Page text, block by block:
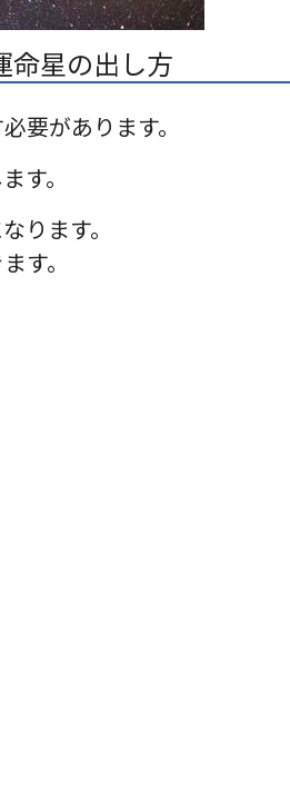
命星の出し方
要があります。
す。
ります。
す。